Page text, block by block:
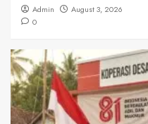
Admin
August 3, 2026
0